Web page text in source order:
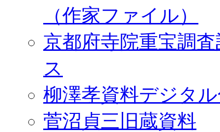
（作家ファイル）
京都府寺院重宝調
ス
柳澤孝資料デジタ
菅沼貞三旧蔵資料